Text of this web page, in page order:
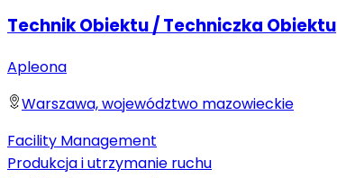
Technik Obiektu / Techniczka Obiektu
Apleona
Warszawa, województwo mazowieckie
Facility Management
Produkcja i utrzymanie ruchu